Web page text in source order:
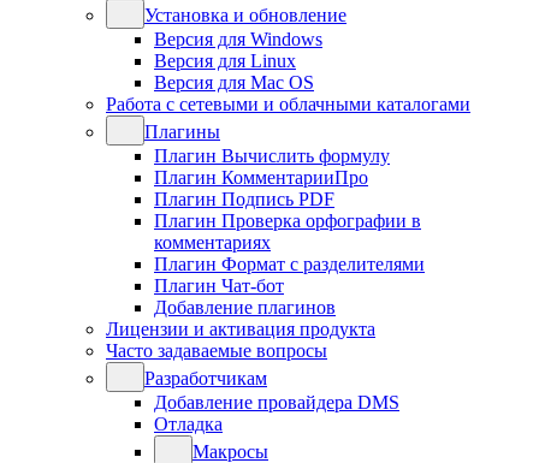
Установка и обновление
Версия для Windows
Версия для Linux
Версия для Mac OS
Работа с сетевыми и облачными каталогами
Плагины
Плагин Вычислить формулу
Плагин КомментарииПро
Плагин Подпись PDF
Плагин Проверка орфографии в
комментариях
Плагин Формат с разделителями
Плагин Чат-бот
Добавление плагинов
Лицензии и активация продукта
Часто задаваемые вопросы
Разработчикам
Добавление провайдера DMS
Отладка
Макросы